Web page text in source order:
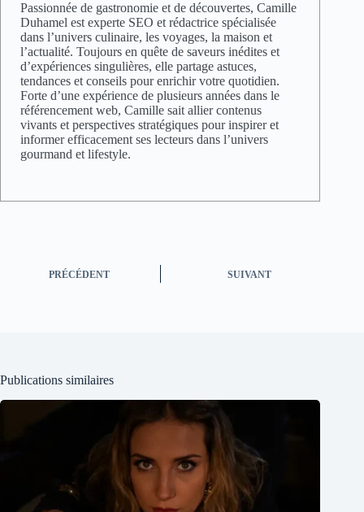
Passionnée de gastronomie et de découvertes, Camille
Duhamel est experte SEO et rédactrice spécialisée
dans l’univers culinaire, les voyages, la maison et
l’actualité. Toujours en quête de saveurs inédites et
d’expériences singulières, elle partage astuces,
tendances et conseils pour enrichir votre quotidien.
Forte d’une expérience de plusieurs années dans le
référencement web, Camille sait allier contenus
vivants et perspectives stratégiques pour inspirer et
informer efficacement ses lecteurs dans l’univers
gourmand et lifestyle.
PRÉCÉDENT SUIVANT
Publications similaires